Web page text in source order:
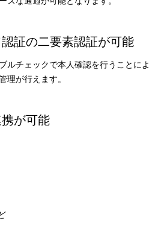
認証の二要素認証が可能
ルチェックで本人確認を行うことによ
理が行えます。
が可能